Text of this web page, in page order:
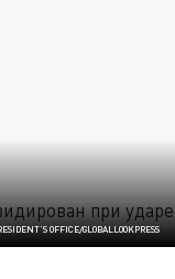
OFFICE/GLOBALLOOKPRESS